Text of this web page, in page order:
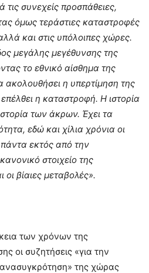
τις συνεχείς προσπάθειες,
όμως τεράστιες καταστροφές
και στις υπόλοιπες χώρες.
μεγάλης μεγέθυνσης της
το εθνικό αίσθημα της
ακολουθήσει η υπερτίμηση της
η καταστροφή. Η ιστορία
των άκρων. Έχει τα
εδώ και χίλια χρόνια οι
εκτός από την
στοιχείο της
οι βίαιες μεταβολές».
των χρόνων της
οι συζητήσεις «για την
της χώρας